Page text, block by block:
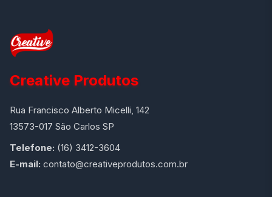
Creative Produtos
Rua Francisco Alberto Micelli, 142
13573-017 São Carlos SP
Telefone: (16) 3412-3604
E-mail: contato@creativeprodutos.com.br